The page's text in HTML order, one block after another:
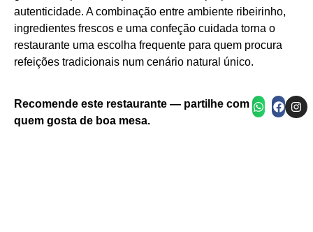
autenticidade. A combinação entre ambiente ribeirinho,
ingredientes frescos e uma confeção cuidada torna o
restaurante uma escolha frequente para quem procura
refeições tradicionais num cenário natural único.
Tostas com polvo grelhado e molho picante
ardósia
travessa azul
Recomende este restaurante — partilhe com
quem gosta de boa mesa.